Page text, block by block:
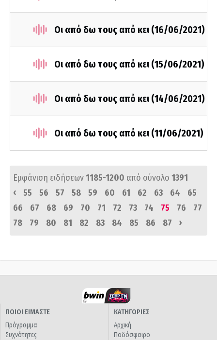
Οι από δω τους από κει (16/06/2021)
Οι από δω τους από κει (15/06/2021)
Οι από δω τους από κει (14/06/2021)
Οι από δω τους από κει (11/06/2021)
Εμφάνιση ειδήσεων1185-1200 από σύνολο 1391
‹
55 56 57 58 59 60 61 62 63 64
65
66
67 68 69 70 71 72 73 74 75 76
77
78
79 80 81 82 83 84 85 86 87 ›
ΠΟΙΟΙ ΕΙΜΑΣΤΕ
Πρόγραμμα
Συχνότητες
ΚΑΤΗΓΟΡΙΕΣ
Αρχική
Ποδόσφαιρο